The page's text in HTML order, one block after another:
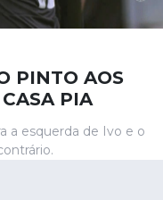
PINTO AOS
PIA
a esquerda de Ivo e o